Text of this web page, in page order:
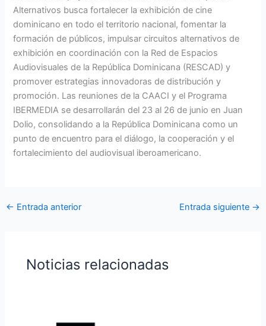
Alternativos busca fortalecer la exhibición de cine
dominicano en todo el territorio nacional, fomentar la
formación de públicos, impulsar circuitos alternativos de
exhibición en coordinación con la Red de Espacios
Audiovisuales de la República Dominicana (RESCAD) y
promover estrategias innovadoras de distribución y
promoción. Las reuniones de la CAACI y el Programa
IBERMEDIA se desarrollarán del 23 al 26 de junio en Juan
Dolio, consolidando a la República Dominicana como un
punto de encuentro para el diálogo, la cooperación y el
fortalecimiento del audiovisual iberoamericano.
← Entrada anterior Entrada siguiente →
Noticias relacionadas